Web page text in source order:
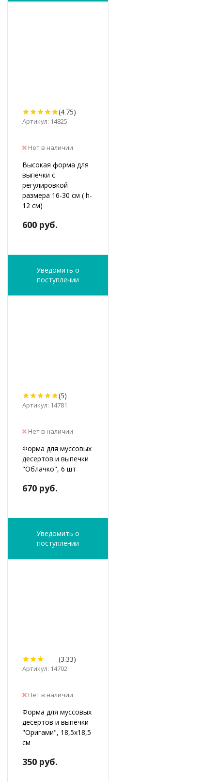
(4.75)
Артикул: 14825
Нет в наличии
Высокая форма для
выпечки с
регулировкой
размера 16-30 см ( h-
12 см)
600 руб.
Уведомить о
поступлении
(5)
Артикул: 14781
Нет в наличии
Форма для муссовых
десертов и выпечки
"Облачко", 6 шт
670 руб.
Уведомить о
поступлении
(3.33)
Артикул: 14702
Нет в наличии
Форма для муссовых
десертов и выпечки
"Оригами", 18,5х18,5
см
350 руб.